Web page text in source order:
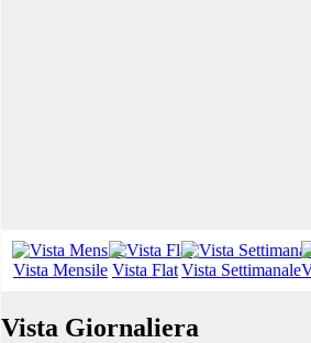
Vista Mensile Vista FlatVista Settimanale
Vista Giornaliera